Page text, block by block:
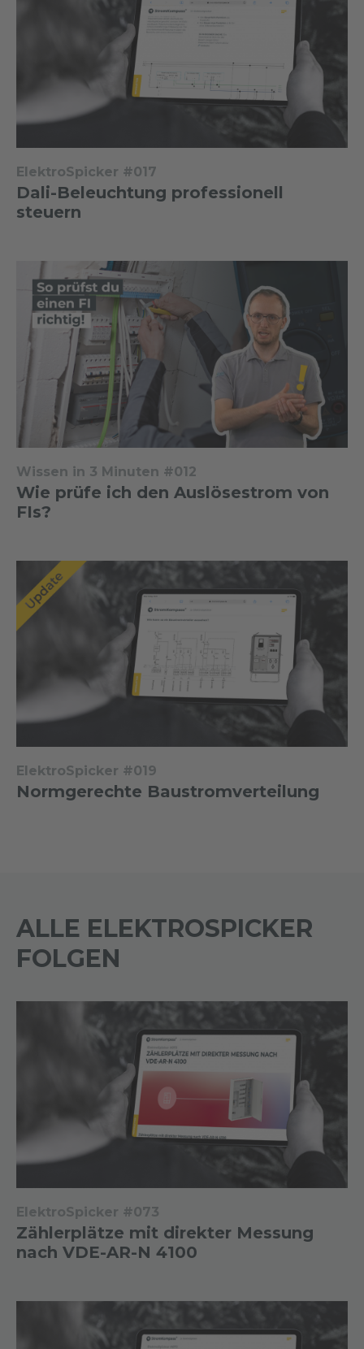
ElektroSpicker #017
Dali-Beleuchtung professionell
steuern
Wissen in 3 Minuten #012
Wie prüfe ich den Auslösestrom von
FIs?
ElektroSpicker #019
Normgerechte Baustromverteilung
ALLE ELEKTROSPICKER
FOLGEN
ElektroSpicker #073
Zählerplätze mit direkter Messung
nach VDE-AR-N 4100